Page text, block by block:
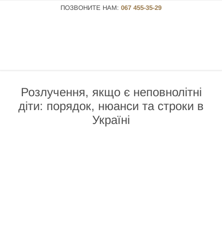
ПОЗВОНИТЕ НАМ: 067 455-35-29
Розлучення, якщо є неповнолітні
діти: порядок, нюанси та строки в
Україні